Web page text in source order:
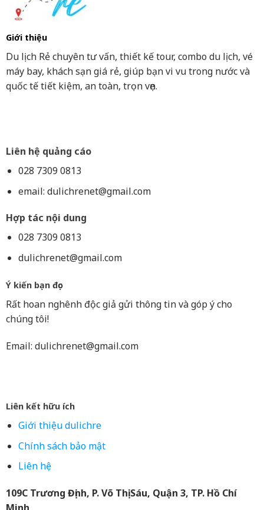
Giới thiệu
Du lịch Rẻ chuyên tư vấn, thiết kế tour, combo du lịch, vé
máy bay, khách sạn giá rẻ, giúp bạn vi vu trong nước và
quốc tế tiết kiệm, an toàn, trọn vẹn.
Liên hệ quảng cáo
028 7309 0813
email: dulichrenet@gmail.com
Hợp tác nội dung
028 7309 0813
dulichrenet@gmail.com
Ý kiến bạn đọc
Rất hoan nghênh độc giả gửi thông tin và góp ý cho
chúng tôi!
Email: dulichrenet@gmail.com
Liên kết hữu ích
Giới thiệu dulichre
Chính sách bảo mật
Liên hệ
109C Trương Định, P. Võ Thị Sáu, Quận 3, TP. Hồ Chí